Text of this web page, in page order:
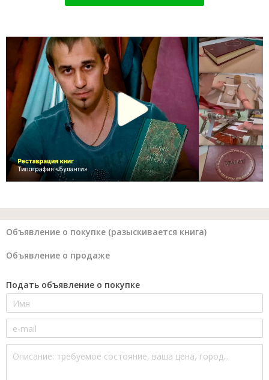
Объявление о покупке (разыскивается книга)
Объявление о продаже
Подать объявление о покупке